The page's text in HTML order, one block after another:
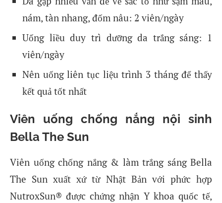
nám, tàn nhang, đốm nâu: 2 viên/ngày
Uống liều duy trì dưỡng da trắng sáng: 1
viên/ngày
Nên uống liên tục liệu trình 3 tháng để thấy
kết quả tốt nhất
Viên uống chống nắng nội sinh
Bella The Sun
Viên uống chống nắng & làm trắng sáng Bella
The Sun xuất xứ từ Nhật Bản với phức hợp
NutroxSun® được chứng nhận Y khoa quốc tế,